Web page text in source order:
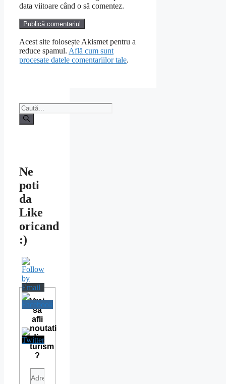
data viitoare când o să comentez.
Acest site folosește Akismet pentru a
reduce spamul. Află cum sunt
procesate datele comentariilor tale.
Caută
după:
Ne
poti
da
Like
oricand
:)
Vrei
sa
afli
noutati
din
turism
?